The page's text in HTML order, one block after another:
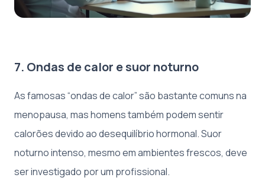
7. Ondas de calor e suor noturno
As famosas “ondas de calor” são bastante comuns na
menopausa, mas homens também podem sentir
calorões devido ao desequilíbrio hormonal. Suor
noturno intenso, mesmo em ambientes frescos, deve
ser investigado por um profissional.